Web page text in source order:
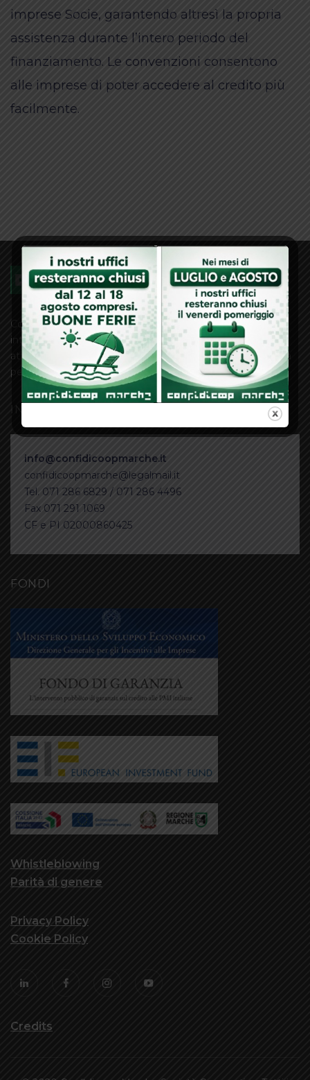
imprese Socie, garantendo altresì la propria
assistenza durante l’intero periodo del
finanziamento. Le convenzioni consentono
alle imprese di poter accedere al credito più
facilmente.
Confidicoop Marche Società Cooperativa è un soggetto
intersettoriale che interviene a favore delle Imprese
attraverso operazioni di credito diretto e rilascio di garanzia
per facilitare l’accesso al credito bancario.
info@confidicoopmarche.it
confidicoopmarche@legalmail.it
Tel. 071 286 6829 / 071 286 4496
Fax 071 291 1069
CF e PI 02000860425
FONDI
Whistleblowing
Parità di genere
Privacy Policy
Cookie Policy
Credits